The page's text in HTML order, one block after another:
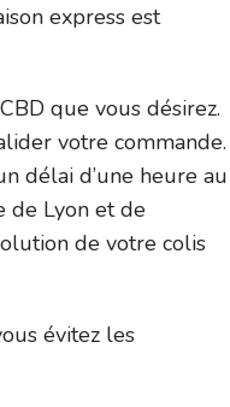
express est
que vous désirez.
votre commande.
délai d’une heure au
de Lyon et de
de votre colis
évitez les